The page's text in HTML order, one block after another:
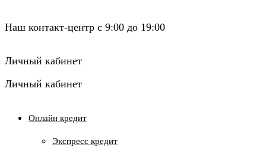
Наш контакт-центр с 9:00 до 19:00
Личный кабинет
Личный кабинет
Онлайн кредит
Экспресс кредит